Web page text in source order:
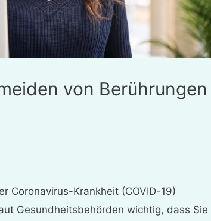
von Berührungen
Coronavirus-Krankheit (COVID-19)
Gesundheitsbehörden wichtig, dass Sie